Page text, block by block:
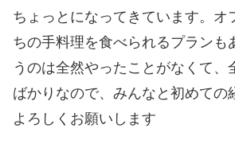
ちょっとになってきています。オ
ちの手料理を食べられるプランも
うのは全然やったことがなくて、
ばかりなので、みんなと初めての
よろしくお願いします